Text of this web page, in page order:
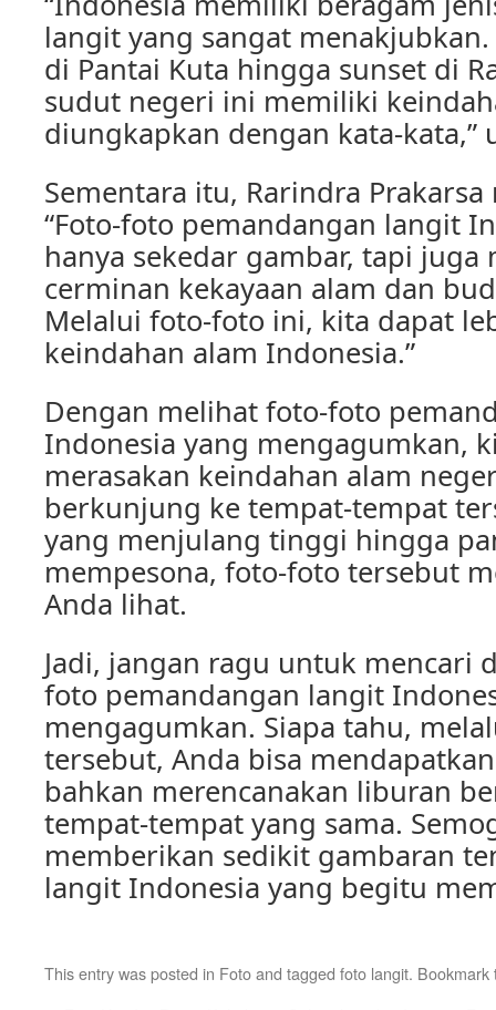
langit yang sangat
di Pantai Kuta hingga sunset di
sudut negeri ini memiliki
diungkapkan dengan kata-kata,”
Sementara itu, Rarindra
“Foto-foto pemandangan langit
hanya sekedar gambar, tapi juga
cerminan kekayaan alam dan
Melalui foto-foto ini, kita dapat
keindahan alam Indonesia.”
Dengan melihat foto-foto
Indonesia yang mengagumkan,
merasakan keindahan alam
berkunjung ke tempat-tempat
yang menjulang tinggi hingga
mempesona, foto-foto tersebut
Anda lihat.
Jadi, jangan ragu untuk mencari
foto pemandangan langit
mengagumkan. Siapa tahu,
tersebut, Anda bisa
bahkan merencanakan liburan
tempat-tempat yang sama.
memberikan sedikit gambaran
langit Indonesia yang begitu
This entry was posted in Fotoand tagged foto langit.